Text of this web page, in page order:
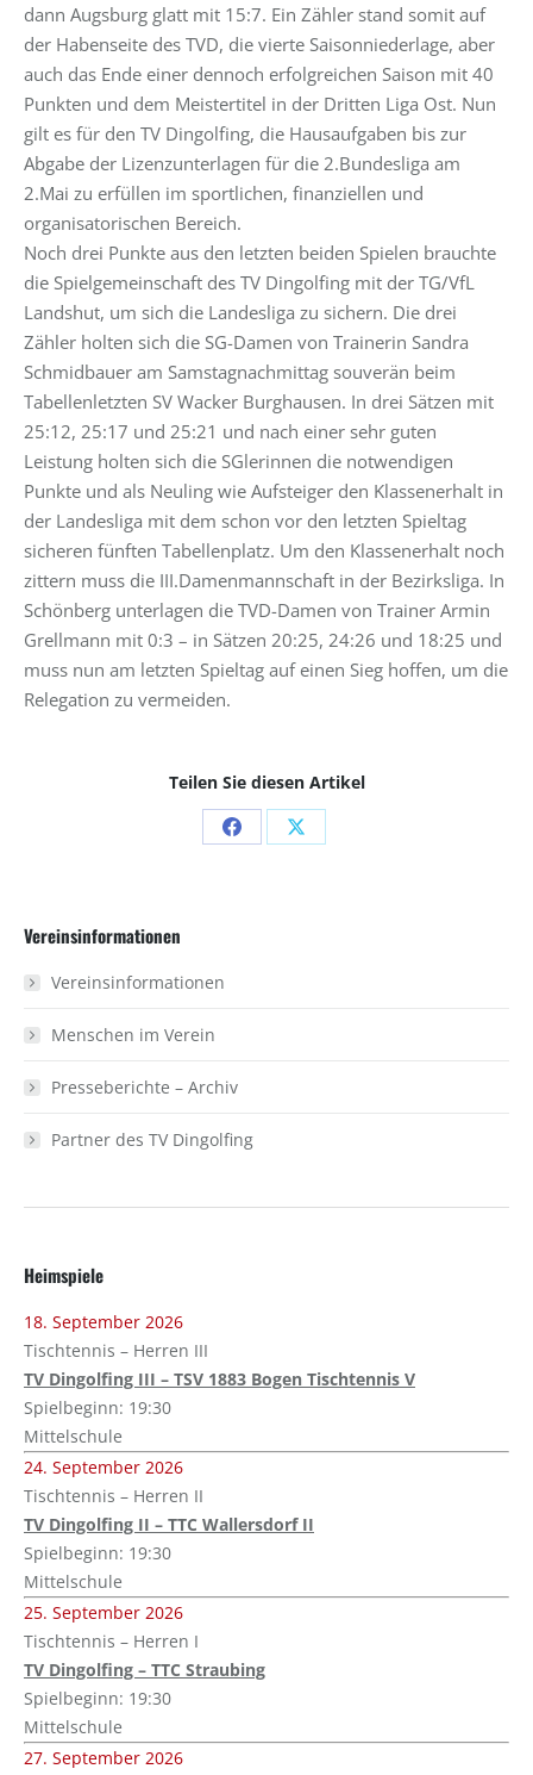
dann Augsburg glatt mit 15:7. Ein Zähler stand somit auf
der Habenseite des TVD, die vierte Saisonniederlage, aber
auch das Ende einer dennoch erfolgreichen Saison mit 40
Punkten und dem Meistertitel in der Dritten Liga Ost. Nun
gilt es für den TV Dingolfing, die Hausaufgaben bis zur
Abgabe der Lizenzunterlagen für die 2.Bundesliga am
2.Mai zu erfüllen im sportlichen, finanziellen und
organisatorischen Bereich.
Noch drei Punkte aus den letzten beiden Spielen brauchte
die Spielgemeinschaft des TV Dingolfing mit der TG/VfL
Landshut, um sich die Landesliga zu sichern. Die drei
Zähler holten sich die SG-Damen von Trainerin Sandra
Schmidbauer am Samstagnachmittag souverän beim
Tabellenletzten SV Wacker Burghausen. In drei Sätzen mit
25:12, 25:17 und 25:21 und nach einer sehr guten
Leistung holten sich die SGlerinnen die notwendigen
Punkte und als Neuling wie Aufsteiger den Klassenerhalt in
der Landesliga mit dem schon vor den letzten Spieltag
sicheren fünften Tabellenplatz. Um den Klassenerhalt noch
zittern muss die III.Damenmannschaft in der Bezirksliga. In
Schönberg unterlagen die TVD-Damen von Trainer Armin
Grellmann mit 0:3 – in Sätzen 20:25, 24:26 und 18:25 und
muss nun am letzten Spieltag auf einen Sieg hoffen, um die
Relegation zu vermeiden.
Teilen Sie diesen Artikel
Share Share
Vereinsinformationen
Vereinsinformationen
Menschen im Verein
Presseberichte – Archiv
Partner des TV Dingolfing
Heimspiele
18. September 2026
Tischtennis – Herren III
TV Dingolfing III – TSV 1883 Bogen Tischtennis V
Spielbeginn: 19:30
Mittelschule
24. September 2026
Tischtennis – Herren II
TV Dingolfing II – TTC Wallersdorf II
Spielbeginn: 19:30
Mittelschule
25. September 2026
Tischtennis – Herren I
TV Dingolfing – TTC Straubing
Spielbeginn: 19:30
Mittelschule
27. September 2026